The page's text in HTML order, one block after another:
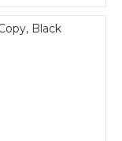
Black